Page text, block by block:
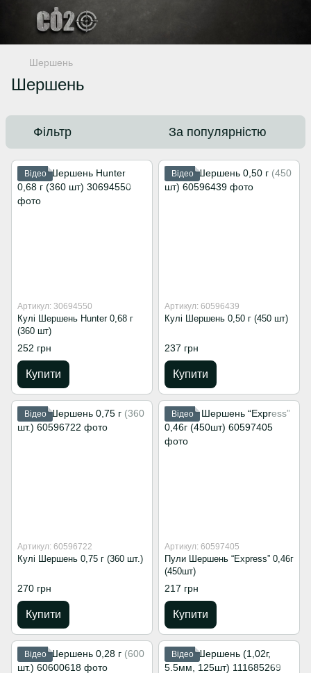
Шершень
Шершень
Фільтр За популярністю
Відео
Артикул: 30694550
Кулі Шершень Hunter 0,68 г
(360 шт)
252 грн
Купити
Відео
Артикул: 60596439
Кулі Шершень 0,50 г (450 шт)
237 грн
Купити
Відео
Артикул: 60596722
Кулі Шершень 0,75 г (360 шт.)
270 грн
Купити
Відео
Артикул: 60597405
Пули Шершень “Express” 0,46г
(450шт)
217 грн
Купити
Відео Відео